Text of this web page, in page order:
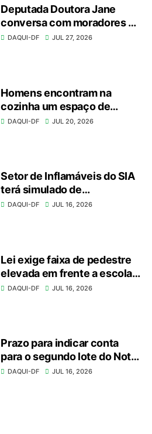
Deputada Doutora Jane
conversa com moradores e
apresenta investimentos
DAQUI-DF JUL 27, 2026
Homens encontram na
cozinha um espaço de
autonomia, bem-estar e
DAQUI-DF JUL 20, 2026
Setor de Inflamáveis do SIA
terá simulado de
emergência no domingo
DAQUI-DF JUL 16, 2026
Lei exige faixa de pedestre
elevada em frente a escolas
e unidades de saúde
DAQUI-DF JUL 16, 2026
Prazo para indicar conta
para o segundo lote do Nota
Legal vai até dia 20
DAQUI-DF JUL 16, 2026